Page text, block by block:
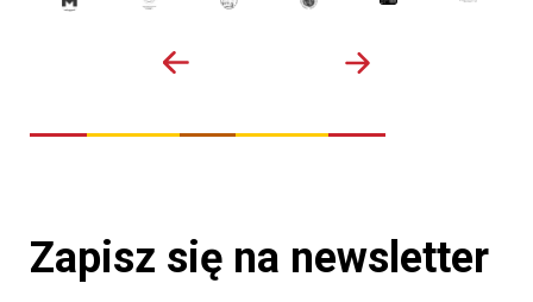
Zapisz się na newsletter